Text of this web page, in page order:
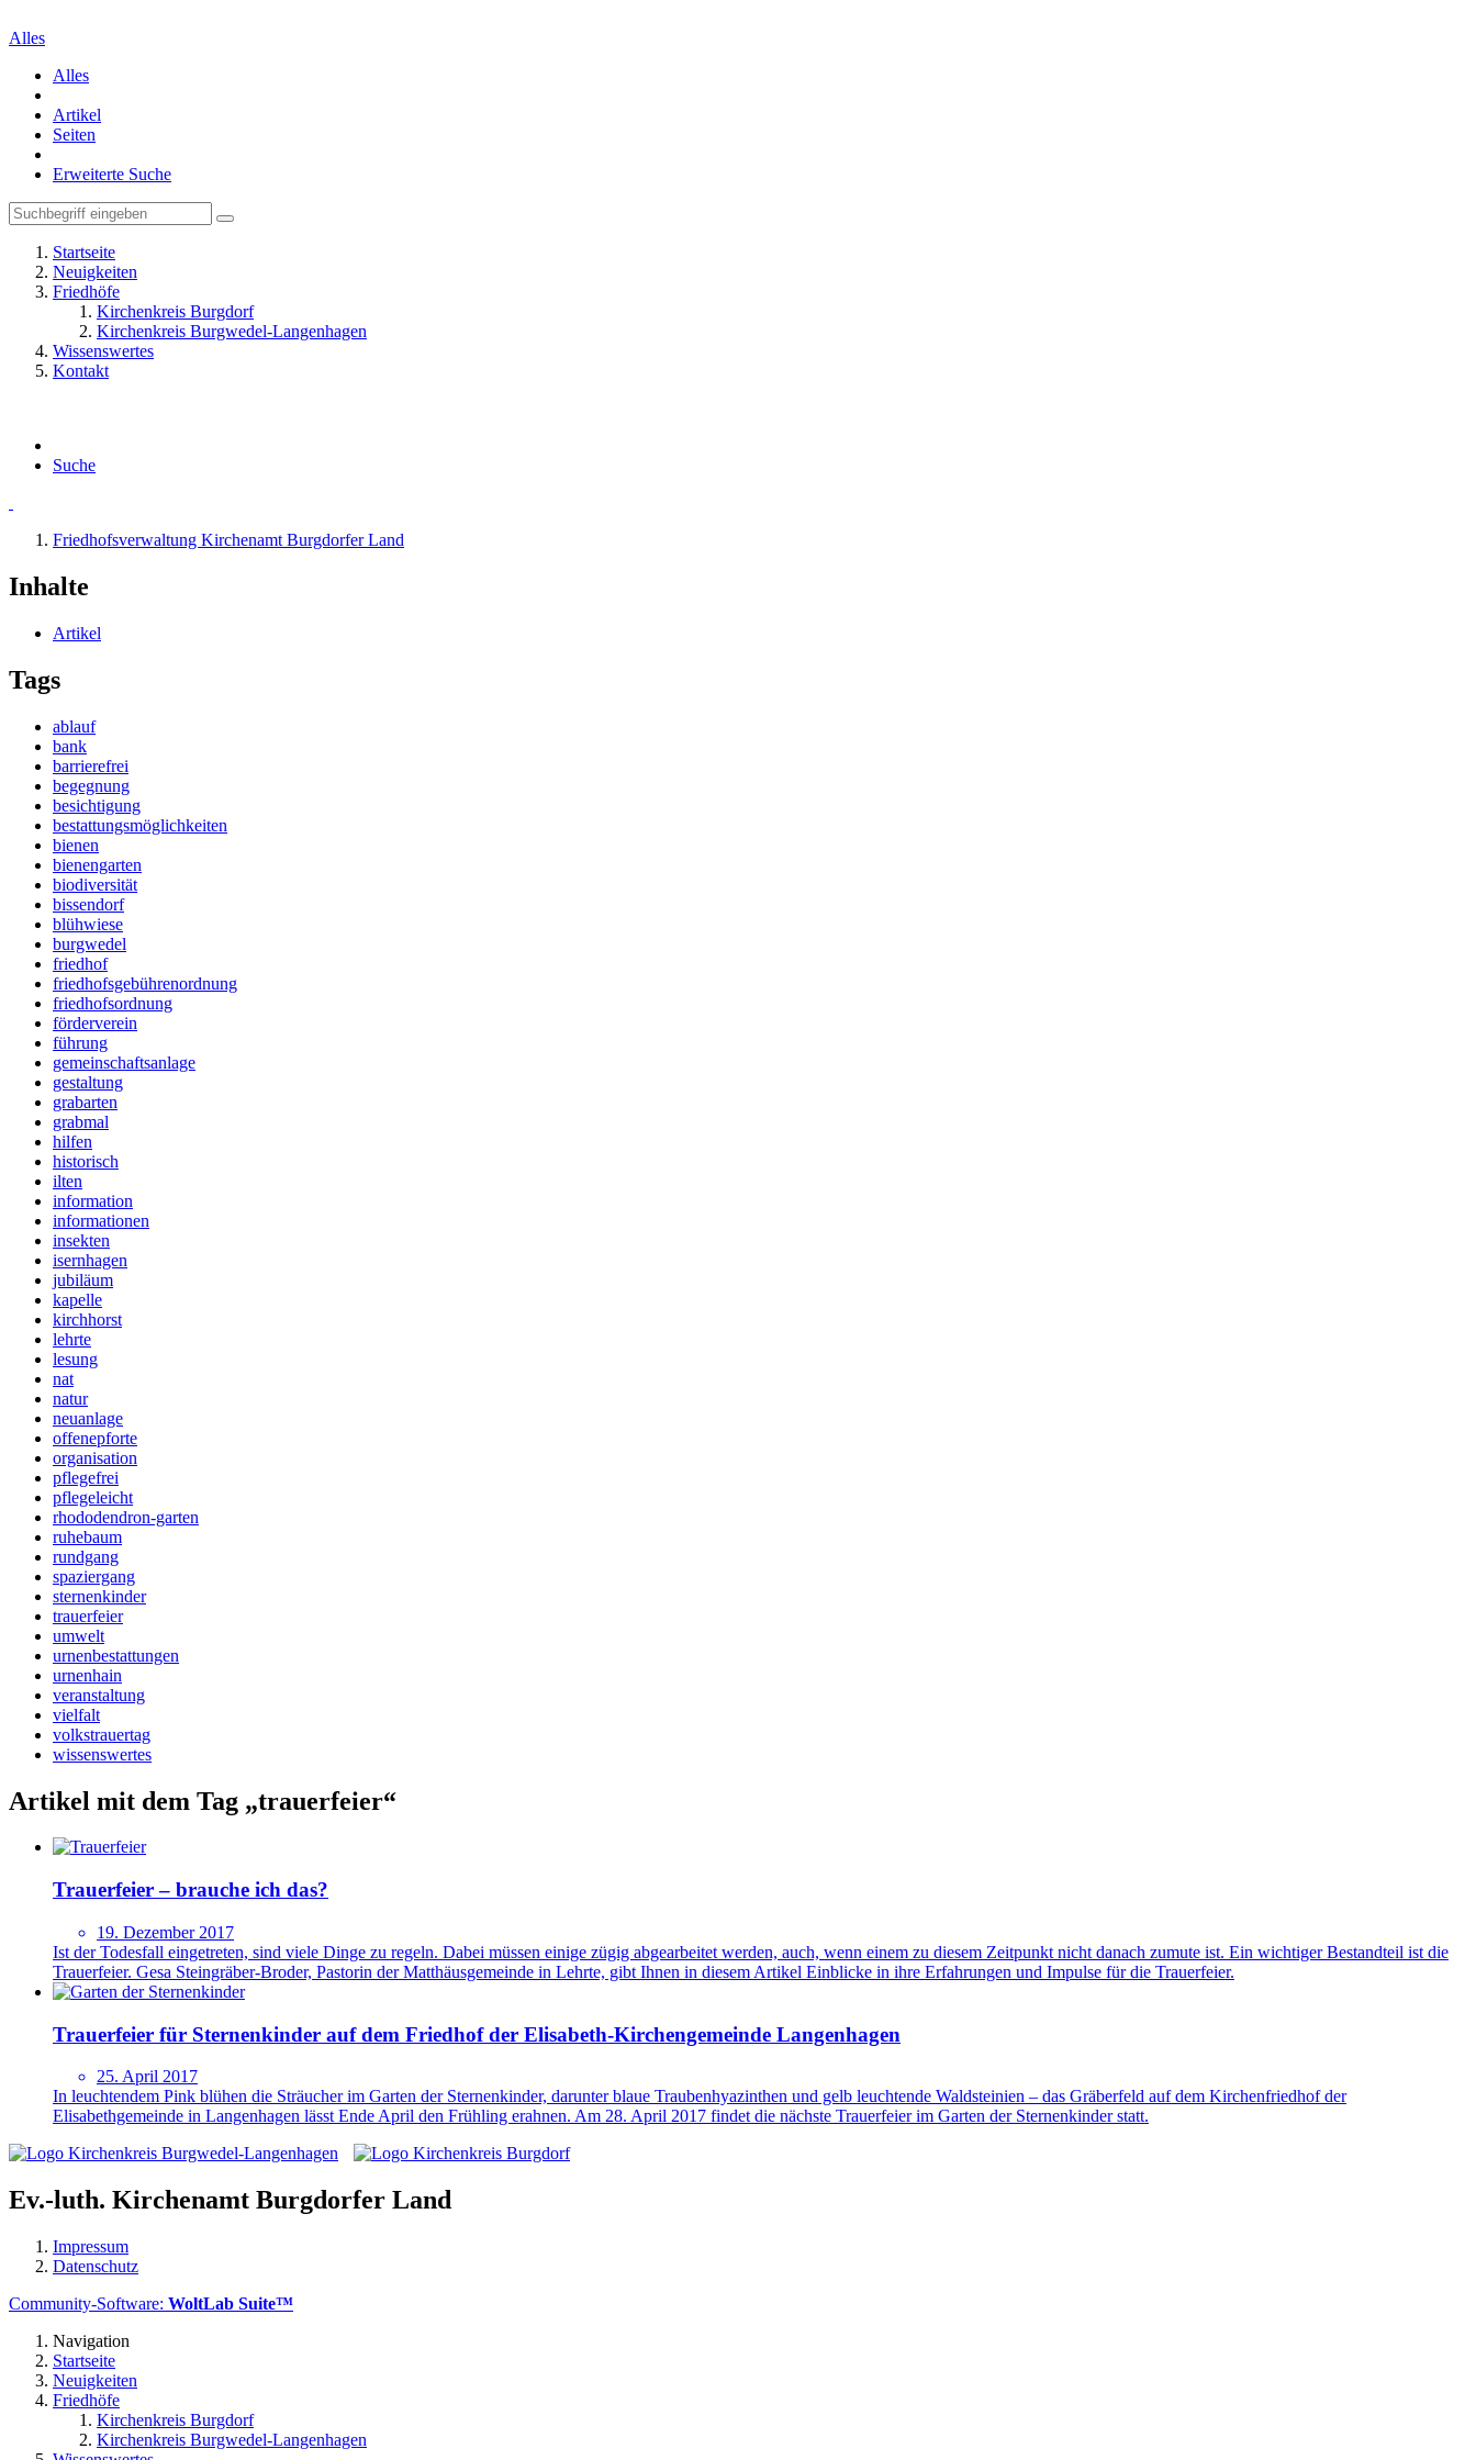
Alles
Alles
Artikel
Seiten
Erweiterte Suche
Startseite
Neuigkeiten
Friedhöfe
Kirchenkreis Burgdorf
Kirchenkreis Burgwedel-Langenhagen
Wissenswertes
Kontakt
Suche
Friedhofsverwaltung Kirchenamt Burgdorfer Land
Inhalte
Artikel
Tags
ablauf
bank
barrierefrei
begegnung
besichtigung
bestattungsmöglichkeiten
bienen
bienengarten
biodiversität
bissendorf
blühwiese
burgwedel
friedhof
friedhofsgebührenordnung
friedhofsordnung
förderverein
führung
gemeinschaftsanlage
gestaltung
grabarten
grabmal
hilfen
historisch
ilten
information
informationen
insekten
isernhagen
jubiläum
kapelle
kirchhorst
lehrte
lesung
nat
natur
neuanlage
offenepforte
organisation
pflegefrei
pflegeleicht
rhododendron-garten
ruhebaum
rundgang
spaziergang
sternenkinder
trauerfeier
umwelt
urnenbestattungen
urnenhain
veranstaltung
vielfalt
volkstrauertag
wissenswertes
Artikel mit dem Tag „trauerfeier“
Trauerfeier – brauche ich das?
19. Dezember 2017
Ist der Todesfall eingetreten, sind viele Dinge zu regeln. Dabei müssen einige zügig abgearbeitet werden, auch, wenn einem zu diesem Zeitpunkt nicht danach zumute ist. Ein wichtiger Bestandteil ist die
Trauerfeier. Gesa Steingräber-Broder, Pastorin der Matthäusgemeinde in Lehrte, gibt Ihnen in diesem Artikel Einblicke in ihre Erfahrungen und Impulse für die Trauerfeier.
Trauerfeier für Sternenkinder auf dem Friedhof der Elisabeth-Kirchengemeinde Langenhagen
25. April 2017
In leuchtendem Pink blühen die Sträucher im Garten der Sternenkinder, darunter blaue Traubenhyazinthen und gelb leuchtende Waldsteinien – das Gräberfeld auf dem Kirchenfriedhof der
Elisabethgemeinde in Langenhagen lässt Ende April den Frühling erahnen. Am 28. April 2017 findet die nächste Trauerfeier im Garten der Sternenkinder statt.
Ev.-luth. Kirchenamt Burgdorfer Land
Impressum
Datenschutz
Community-Software: WoltLab Suite™
Navigation
Startseite
Neuigkeiten
Friedhöfe
Kirchenkreis Burgdorf
Kirchenkreis Burgwedel-Langenhagen